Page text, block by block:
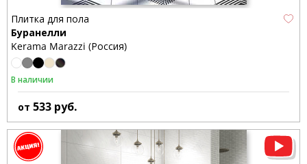
Плитка для пола
Буранелли
Kerama Marazzi (Россия)
В наличии
от 533 руб.